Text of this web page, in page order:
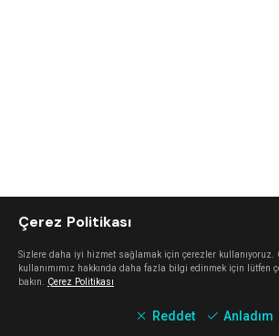
Çerez Politikası
Sizlere daha iyi hizmet sağlamak için çerezler kullanıyoruz.
kullanımımız hakkında daha fazla bilgi edinmek için lütfen
bakın. Çerez Politikası
Reddet Anladım